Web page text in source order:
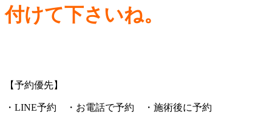
付けて下さいね。
【予約優先】
・LINE予約 ・お電話で予約 ・施術後に予約